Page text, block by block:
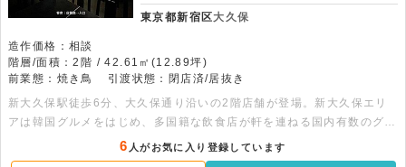
東京都新宿区大久保
造作価格：相談
階層/面積：2階 / 42.61㎡(12.89坪)
前業態：焼き鳥
引渡状態：閉店済/居抜き
新大久保駅徒歩6分、大久保通り沿いの2階店舗が登場。新大久保エリ
アは韓国グルメをはじめ、多国籍な飲食店が軒を連ねる国内有数のグル
メスポットとして知られ、平日・休日を問わず多くの来街者で賑わいま
す。物件は大久保通りに面した視認性の高い立地で、駅利用者や観光
6 人がお気に入り登録しています